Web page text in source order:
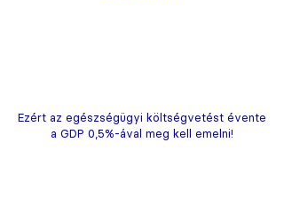
Ezért az egészségügyi költségvetést évente
a GDP 0,5%-ával meg kell emelni!